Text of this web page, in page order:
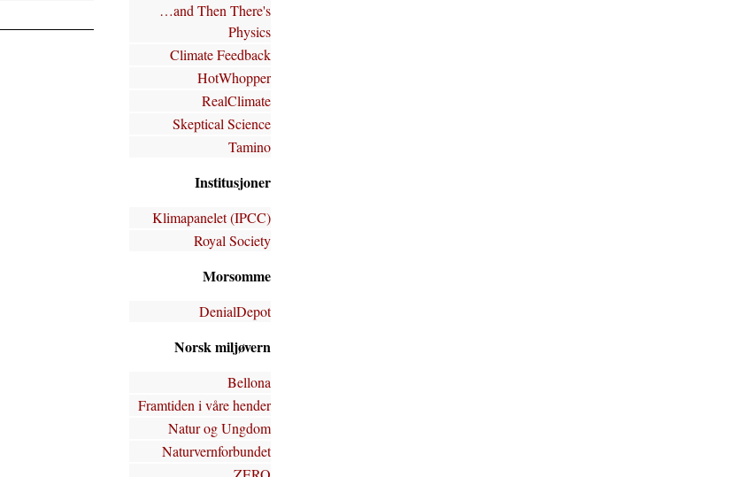
…and Then There's
Physics
Climate Feedback
HotWhopper
RealClimate
Skeptical Science
Tamino
Institusjoner
Klimapanelet (IPCC)
Royal Society
Morsomme
DenialDepot
Norsk miljøvern
Bellona
Framtiden i våre hender
Natur og Ungdom
Naturvernforbundet